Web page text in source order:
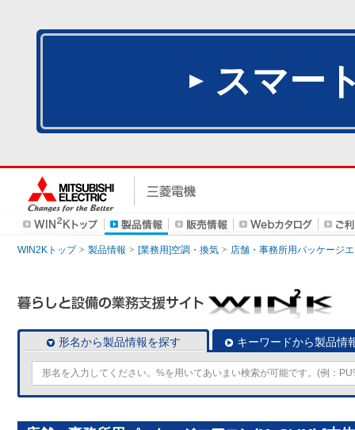
スマー
WIN2Kトップ 製品情報 [業務用]空調・換気 店舗・事務所用パッケージ
形名から製品情報を探す キーワードから製品情